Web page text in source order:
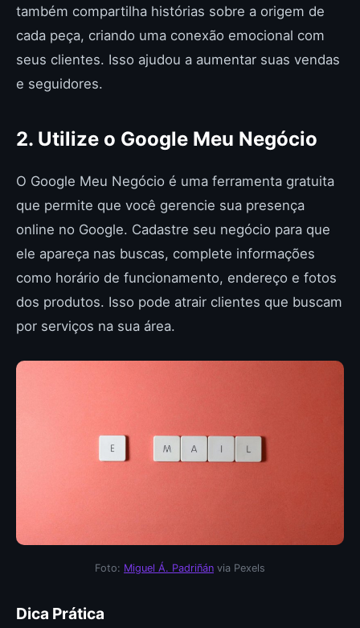
também compartilha histórias sobre a origem de
cada peça, criando uma conexão emocional com
seus clientes. Isso ajudou a aumentar suas vendas
e seguidores.
2. Utilize o Google Meu Negócio
O Google Meu Negócio é uma ferramenta gratuita
que permite que você gerencie sua presença
online no Google. Cadastre seu negócio para que
ele apareça nas buscas, complete informações
como horário de funcionamento, endereço e fotos
dos produtos. Isso pode atrair clientes que buscam
por serviços na sua área.
Foto: Miguel Á. Padriñán via Pexels
Dica Prática